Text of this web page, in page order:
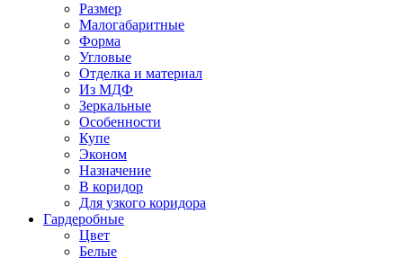
Размер
Малогабаритные
Форма
Угловые
Отделка и материал
Из МДФ
Зеркальные
Особенности
Купе
Эконом
Назначение
В коридор
Для узкого коридора
Гардеробные
Цвет
Белые